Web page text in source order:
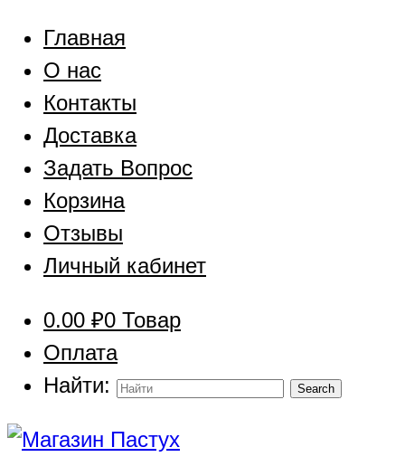
Главная
О нас
Контакты
Доставка
Задать Вопрос
Корзина
Отзывы
Личный кабинет
0.00 ₽0 Товар
Оплата
Найти: